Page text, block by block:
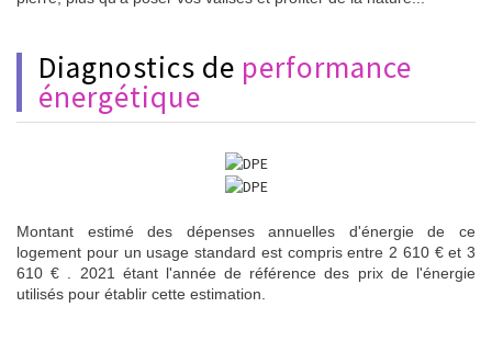
diagnostics de performance
énergétique
Montant estimé des dépenses annuelles d'énergie de ce
logement pour un usage standard est compris entre 2 610 € et 3
610 € . 2021 étant l'année de référence des prix de l'énergie
utilisés pour établir cette estimation.